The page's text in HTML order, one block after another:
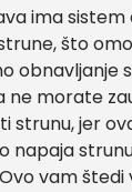
ima
što
obnavljanje
ne morate
strunu, jer
napaja
vam štedi